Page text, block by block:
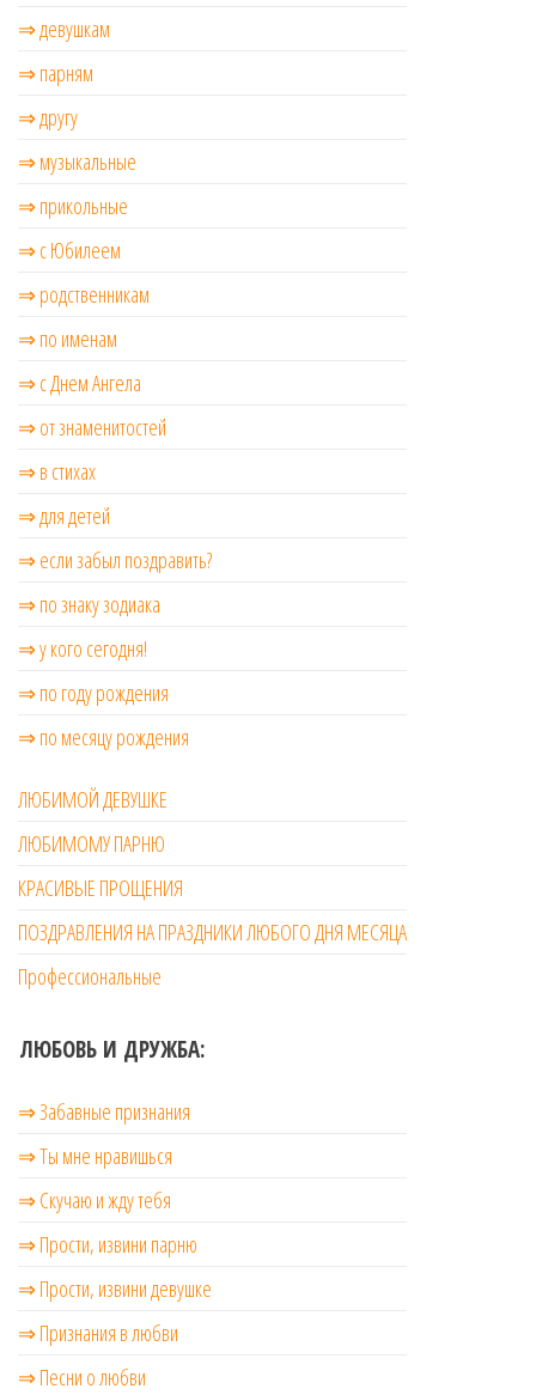
⇒ девушкам
⇒ парням
⇒ другу
⇒ музыкальные
⇒ прикольные
⇒ с Юбилеем
⇒ родственникам
⇒ по именам
⇒ с Днем Ангела
⇒ от знаменитостей
⇒ в стихах
⇒ для детей
⇒ если забыл поздравить?
⇒ по знаку зодиака
⇒ у кого сегодня!
⇒ по году рождения
⇒ по месяцу рождения
ЛЮБИМОЙ ДЕВУШКЕ
ЛЮБИМОМУ ПАРНЮ
КРАСИВЫЕ ПРОЩЕНИЯ
ПОЗДРАВЛЕНИЯ НА ПРАЗДНИКИ ЛЮБОГО ДНЯ МЕСЯЦА
Профессиональные
ЛЮБОВЬ И ДРУЖБА:
⇒ Забавные признания
⇒ Ты мне нравишься
⇒ Скучаю и жду тебя
⇒ Прости, извини парню
⇒ Прости, извини девушке
⇒ Признания в любви
⇒ Песни о любви